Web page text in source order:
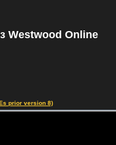
Westwood Online
prior version 8)